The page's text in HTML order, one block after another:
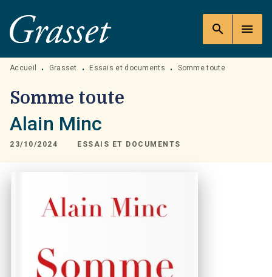
MENU RECHERCHE
PIED DE PAGE
search menu
Accueil • Grasset • Essais et documents • Somme toute
Somme toute
Alain Minc
23/10/2024 ESSAIS ET DOCUMENTS